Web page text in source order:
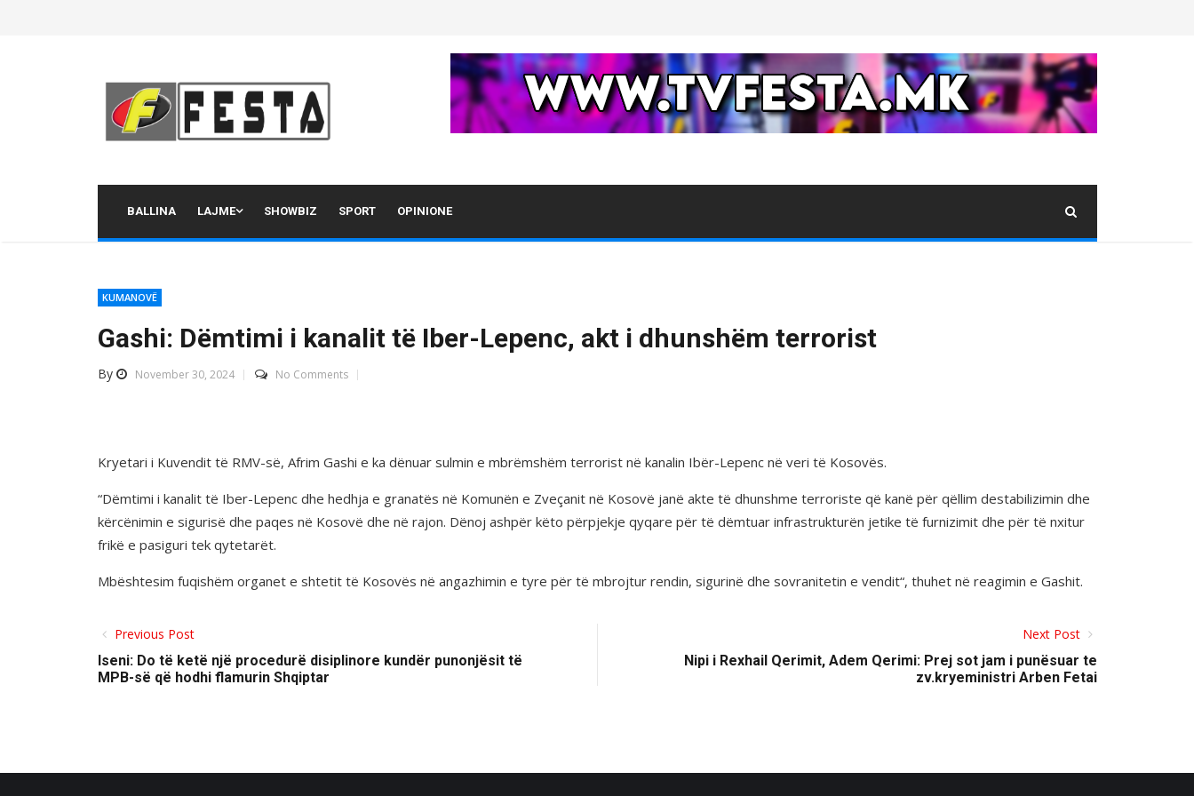
BALLINA LAJME SHOWBIZ SPORT OPINIONE
KUMANOVË
Gashi: Dëmtimi i kanalit të Iber-Lepenc, akt i dhunshëm terrorist
By November 30, 2024 No Comments
Kryetari i Kuvendit të RMV-së, Afrim Gashi e ka dënuar sulmin e mbrëmshëm terrorist në kanalin Ibër-Lepenc në veri të Kosovës.
“Dëmtimi i kanalit të Iber-Lepenc dhe hedhja e granatës në Komunën e Zveçanit në Kosovë janë akte të dhunshme terroriste që kanë për qëllim destabilizimin dhe
kërcënimin e sigurisë dhe paqes në Kosovë dhe në rajon. Dënoj ashpër këto përpjekje qyqare për të dëmtuar infrastrukturën jetike të furnizimit dhe për të nxitur
frikë e pasiguri tek qytetarët.
Mbështesim fuqishëm organet e shtetit të Kosovës në angazhimin e tyre për të mbrojtur rendin, sigurinë dhe sovranitetin e vendit“, thuhet në reagimin e Gashit.
Previous Post
Iseni: Do të ketë një procedurë disiplinore kundër punonjësit të
MPB-së që hodhi flamurin Shqiptar
Next Post
Nipi i Rexhail Qerimit, Adem Qerimi: Prej sot jam i punësuar te
zv.kryeministri Arben Fetai